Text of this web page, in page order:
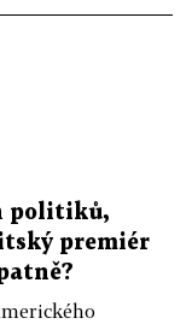
politiků,
premiér